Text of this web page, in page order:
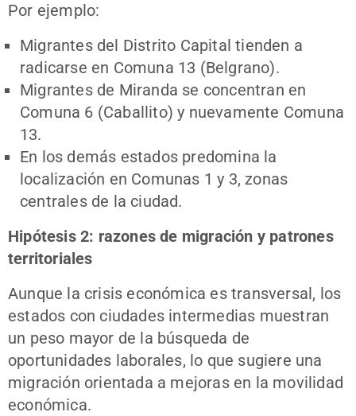
Por ejemplo:
Migrantes del Distrito Capital tienden a
radicarse en Comuna 13 (Belgrano).
Migrantes de Miranda se concentran en
Comuna 6 (Caballito) y nuevamente Comuna
13.
En los demás estados predomina la
localización en Comunas 1 y 3, zonas
centrales de la ciudad.
Hipótesis 2: razones de migración y patrones
territoriales
Aunque la crisis económica es transversal, los
estados con ciudades intermedias muestran
un peso mayor de la búsqueda de
oportunidades laborales, lo que sugiere una
migración orientada a mejoras en la movilidad
económica.